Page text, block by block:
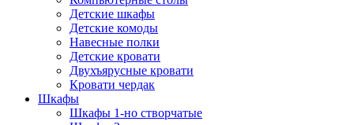
Детские шкафы
Детские комоды
Навесные полки
Детские кровати
Двухъярусные кровати
Кровати чердак
Шкафы
Шкафы 1-но створчатые